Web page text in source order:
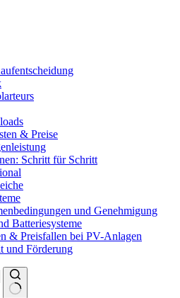
& Preise
Schritt für Schritt
und Genehmigung
Batteriesysteme
& Preisfallen bei PV-Anlagen
und Förderung